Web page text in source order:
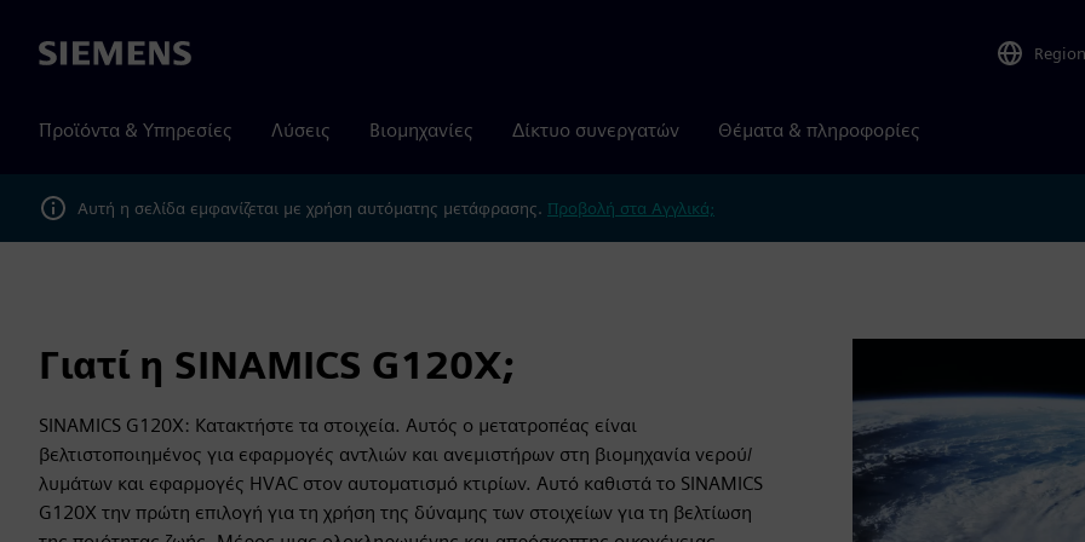
Siemens Region
Προϊόντα & Υπηρεσίες Λύσεις Βιομηχανίες Δίκτυο συνεργατών Θέματα & πληροφορίες
Αυτή η σελίδα εμφανίζεται με χρήση αυτόματης μετάφρασης. Προβολή στα Αγγλικά;
Γιατί η SINAMICS G120X;
SINAMICS G120X: Κατακτήστε τα στοιχεία. Αυτός ο μετατροπέας είναι
βελτιστοποιημένος για εφαρμογές αντλιών και ανεμιστήρων στη βιομηχανία νερού/
λυμάτων και εφαρμογές HVAC στον αυτοματισμό κτιρίων. Αυτό καθιστά το SINAMICS
G120X την πρώτη επιλογή για τη χρήση της δύναμης των στοιχείων για τη βελτίωση